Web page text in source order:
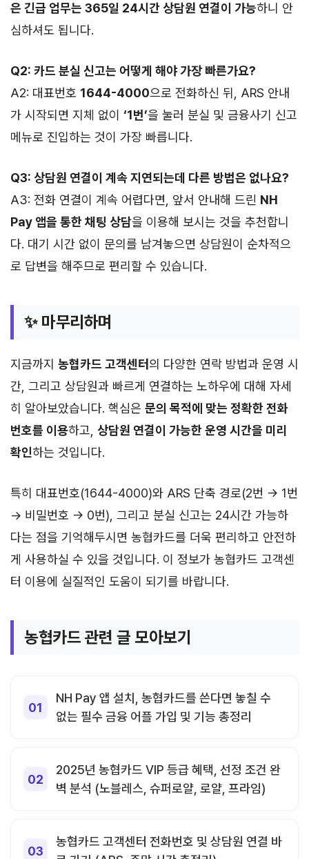
은 긴급 업무는 365일 24시간 상담원 연결이 가능하니 안
심하셔도 됩니다.
Q2: 카드 분실 신고는 어떻게 해야 가장 빠른가요?
A2: 대표번호 1644-4000으로 전화하신 뒤, ARS 안내
가 시작되면 지체 없이 ‘1번’을 눌러 분실 및 금융사기 신고
메뉴로 진입하는 것이 가장 빠릅니다.
Q3: 상담원 연결이 계속 지연되는데 다른 방법은 없나요?
A3: 전화 연결이 계속 어렵다면, 앞서 안내해 드린 NH
Pay 앱을 통한 채팅 상담을 이용해 보시는 것을 추천합니
다. 대기 시간 없이 문의를 남겨놓으면 상담원이 순차적으
로 답변을 해주므로 편리할 수 있습니다.
✨ 마무리하며
지금까지 농협카드 고객센터 의 다양한 연락 방법과 운영 시
간, 그리고 상담원과 빠르게 연결하는 노하우에 대해 자세
히 알아보았습니다. 핵심은 문의 목적에 맞는 정확한 전화
번호를 이용하고, 상담원 연결이 가능한 운영 시간을 미리
확인하는 것입니다.
특히 대표번호(1644-4000)와 ARS 단축 경로(2번 → 1번
→ 비밀번호 → 0번), 그리고 분실 신고는 24시간 가능하
다는 점을 기억해두시면 농협카드를 더욱 편리하고 안전하
게 사용하실 수 있을 것입니다. 이 정보가 농협카드 고객센
터 이용에 실질적인 도움이 되기를 바랍니다.
농협카드 관련 글 모아보기
NH Pay 앱 설치, 농협카드를 쓴다면 놓칠 수
없는 필수 금융 어플 가입 및 기능 총정리
2025년 농협카드 VIP 등급 혜택, 선정 조건 완
벽 분석 (노블레스, 슈퍼로얄, 로얄, 프라임)
농협카드 고객센터 전화번호 및 상담원 연결 바